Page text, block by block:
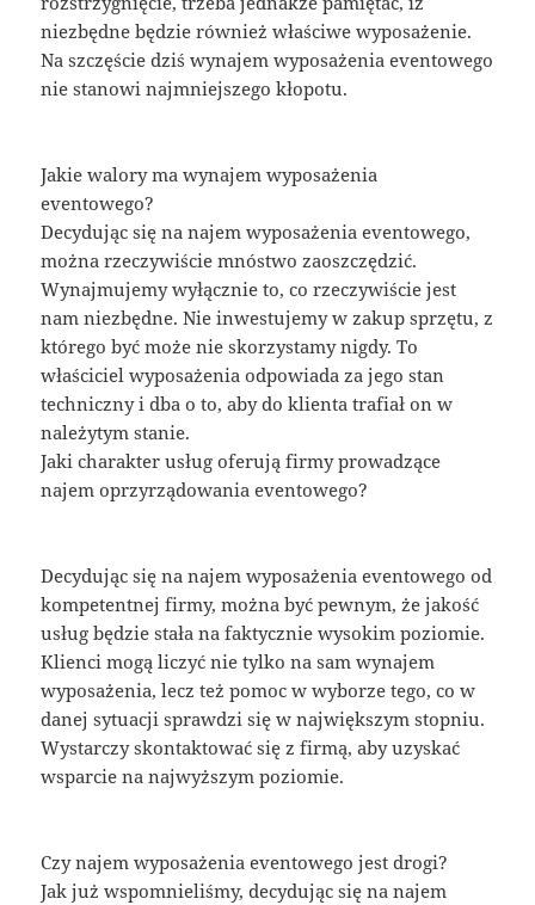
niezbędne będzie również właściwe wyposażenie.
Na szczęście dziś wynajem wyposażenia eventowego
nie stanowi najmniejszego kłopotu.
Jakie walory ma wynajem wyposażenia
eventowego?
Decydując się na najem wyposażenia eventowego,
można rzeczywiście mnóstwo zaoszczędzić.
Wynajmujemy wyłącznie to, co rzeczywiście jest
nam niezbędne. Nie inwestujemy w zakup sprzętu, z
którego być może nie skorzystamy nigdy. To
właściciel wyposażenia odpowiada za jego stan
techniczny i dba o to, aby do klienta trafiał on w
należytym stanie.
Jaki charakter usług oferują firmy prowadzące
najem oprzyrządowania eventowego?
Decydując się na najem wyposażenia eventowego od
kompetentnej firmy, można być pewnym, że jakość
usług będzie stała na faktycznie wysokim poziomie.
Klienci mogą liczyć nie tylko na sam wynajem
wyposażenia, lecz też pomoc w wyborze tego, co w
danej sytuacji sprawdzi się w największym stopniu.
Wystarczy skontaktować się z firmą, aby uzyskać
wsparcie na najwyższym poziomie.
Czy najem wyposażenia eventowego jest drogi?
Jak już wspomnieliśmy, decydując się na najem